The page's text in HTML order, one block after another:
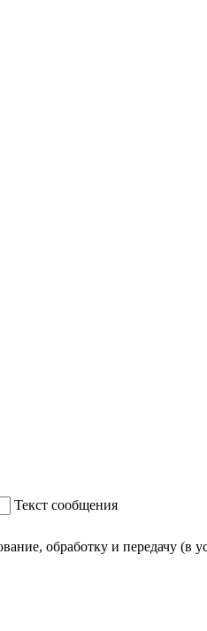
Текст сообщения
обработку и передачу (в